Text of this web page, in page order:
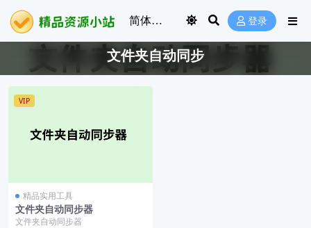
登录
文件夹自动同步
VIP
精品实用工具
文件夹自动同步器
文件夹自动同步器